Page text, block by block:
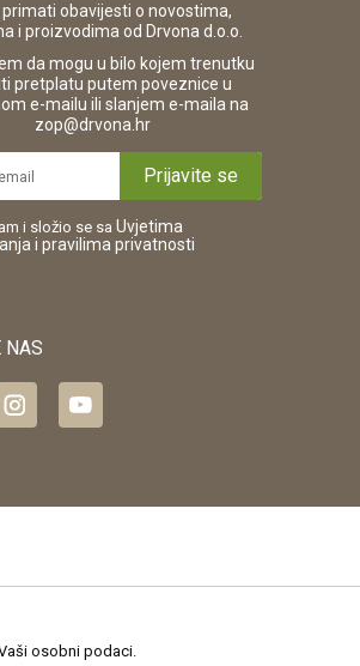
obavijesti o novostima,
i proizvodima od Drvona d.o.o.
da mogu u bilo kojem trenutku
pretplatu putem poveznice u
e-mailu ili slanjem e-maila na
zop@drvona.hr.
Prijavite se
i složio se sa Uvjetima
i pravilima privatnosti
NAS
osobni podaci.